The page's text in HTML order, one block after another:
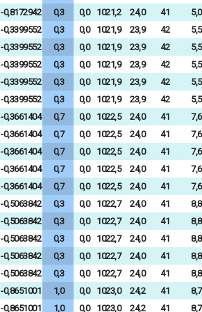
-0,8172942 0,3 0,0 1021,2 24,0 41
5,0
-0,3399552 0,3 0,0 1021,9 23,9 42
5,5
-0,3399552 0,3 0,0 1021,9 23,9 42
5,5
-0,3399552 0,3 0,0 1021,9 23,9 42
5,5
-0,3399552 0,3 0,0 1021,9 23,9 42
5,5
-0,3399552 0,3 0,0 1021,9 23,9 42
5,5
-0,3661404 0,7 0,0 1022,5 24,0 41
7,6
-0,3661404 0,7 0,0 1022,5 24,0 41
7,6
-0,3661404 0,7 0,0 1022,5 24,0 41
7,6
-0,3661404 0,7 0,0 1022,5 24,0 41
7,6
-0,3661404 0,7 0,0 1022,5 24,0 41
7,6
-0,5063842 0,3 0,0 1022,7 24,0 41
8,8
-0,5063842 0,3 0,0 1022,7 24,0 41
8,8
-0,5063842 0,3 0,0 1022,7 24,0 41
8,8
-0,5063842 0,3 0,0 1022,7 24,0 41
8,8
-0,5063842 0,3 0,0 1022,7 24,0 41
8,8
-0,8651001 1,0 0,0 1023,0 24,2 41
8,7
-0,8651001 1,0 0,0 1023,0 24,2 41
8,7